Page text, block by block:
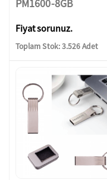
PM1600-8GB
Fiyat sorunuz.
Toplam Stok: 3.526 Adet